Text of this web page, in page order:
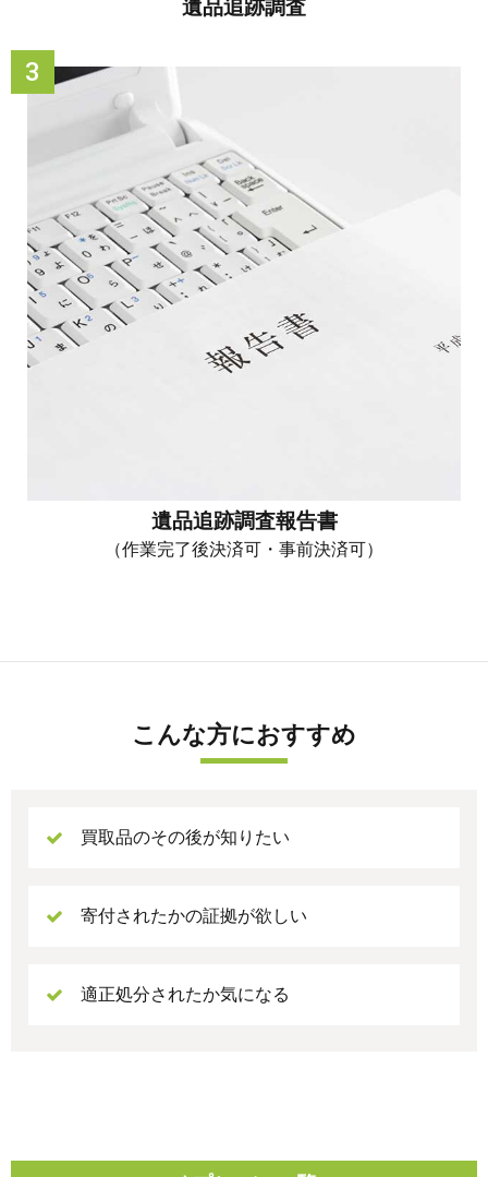
遺品追跡調査
遺品追跡調査報告書
（作業完了後決済可・事前決済可）
こんな方におすすめ
買取品のその後が知りたい
寄付されたかの証拠が欲しい
適正処分されたか気になる